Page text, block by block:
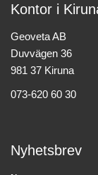
Kontor i
Geoveta AB
Duvvägen 36
981 37 Kiruna
073-620 60 30
Nyhetsbrev